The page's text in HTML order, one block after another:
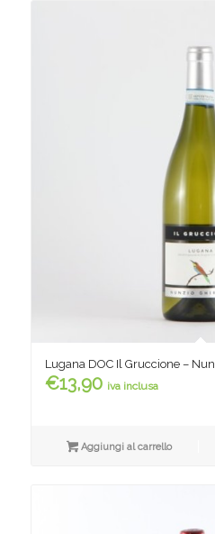
Lugana DOC Il Gruccione –
€13,90 iva inclusa
Aggiungi al carrello